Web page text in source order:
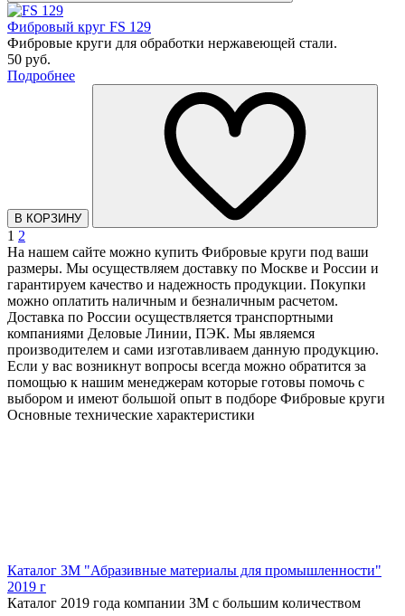
Фибровый круг FS 129
Фибровые круги для обработки нержавеющей стали.
50 руб.
Подробнее
В КОРЗИНУ
1 2
На нашем сайте можно купить Фибровые круги под ваши
размеры. Мы осуществляем доставку по Москве и России и
гарантируем качество и надежность продукции. Покупки
можно оплатить наличным и безналичным расчетом.
Доставка по России осуществляется транспортными
компаниями Деловые Линии, ПЭК. Мы являемся
производителем и сами изготавливаем данную продукцию.
Если у вас возникнут вопросы всегда можно обратится за
помощью к нашим менеджерам которые готовы помочь с
выбором и имеют большой опыт в подборе Фибровые круги
Основные технические характеристики
Каталог 3M "Абразивные материалы для промышленности"
2019 г
Каталог 2019 года компании 3M с большим количеством